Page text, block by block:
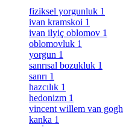
fiziksel yorgunluk 1
ivan kramskoi 1
ivan ilyiç oblomov 1
oblomovluk 1
yorgun 1
sanrısal bozukluk 1
sanrı 1
hazcılık 1
hedonizm 1
vincent willem van gogh
kanka 1